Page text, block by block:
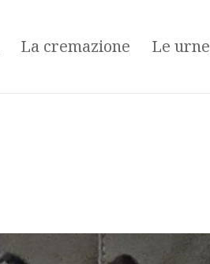
La cremazione Le urne